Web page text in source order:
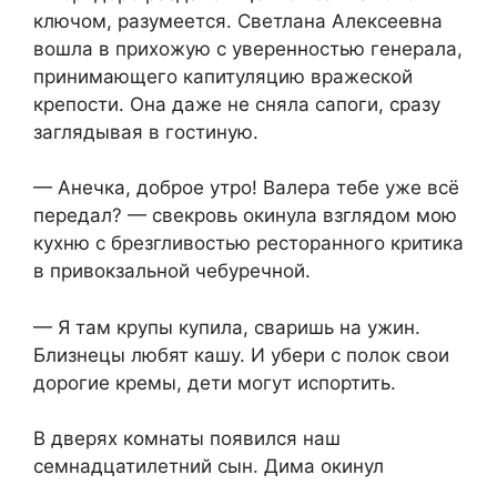
ключом, разумеется. Светлана Алексеевна
вошла в прихожую с уверенностью генерала,
принимающего капитуляцию вражеской
крепости. Она даже не сняла сапоги, сразу
заглядывая в гостиную.
— Анечка, доброе утро! Валера тебе уже всё
передал? — свекровь окинула взглядом мою
кухню с брезгливостью ресторанного критика
в привокзальной чебуречной.
— Я там крупы купила, сваришь на ужин.
Близнецы любят кашу. И убери с полок свои
дорогие кремы, дети могут испортить.
В дверях комнаты появился наш
семнадцатилетний сын. Дима окинул